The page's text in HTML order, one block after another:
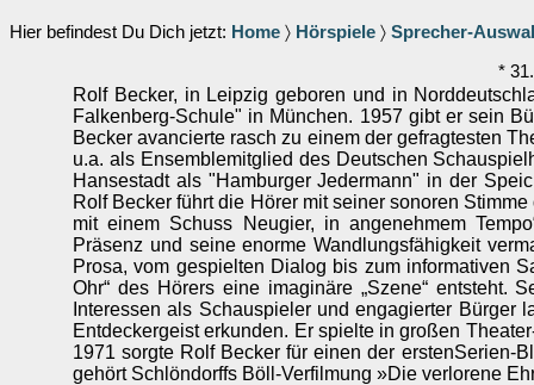
Hier befindest Du Dich jetzt: Home 〉 Hörspiele 〉 Sprecher-
*
Rolf Becker, in Leipzig geboren und in
Falkenberg-Schule" in München. 1957 gibt er sein
Becker avancierte rasch zu einem der gefragtesten
u.a. als Ensemblemitglied des Deutschen
Hansestadt als "Hamburger Jedermann" in der
Rolf Becker führt die Hörer mit seiner sonoren
mit einem Schuss Neugier, in angenehmem
Präsenz und seine enorme Wandlungsfähigkeit
Prosa, vom gespielten Dialog bis zum informativen
Ohr“ des Hörers eine imaginäre „Szene“ entsteht.
Interessen als Schauspieler und engagierter
Entdeckergeist erkunden. Er spielte in großen
1971 sorgte Rolf Becker für einen der erstenSerien-
gehört Schlöndorffs Böll-Verfilmung »Die verlorene